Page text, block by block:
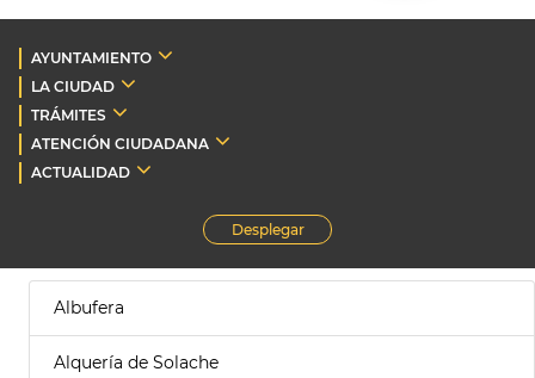
AYUNTAMIENTO
LA CIUDAD
TRÁMITES
ATENCIÓN CIUDADANA
ACTUALIDAD
Desplegar
Albufera
Alquería de Solache